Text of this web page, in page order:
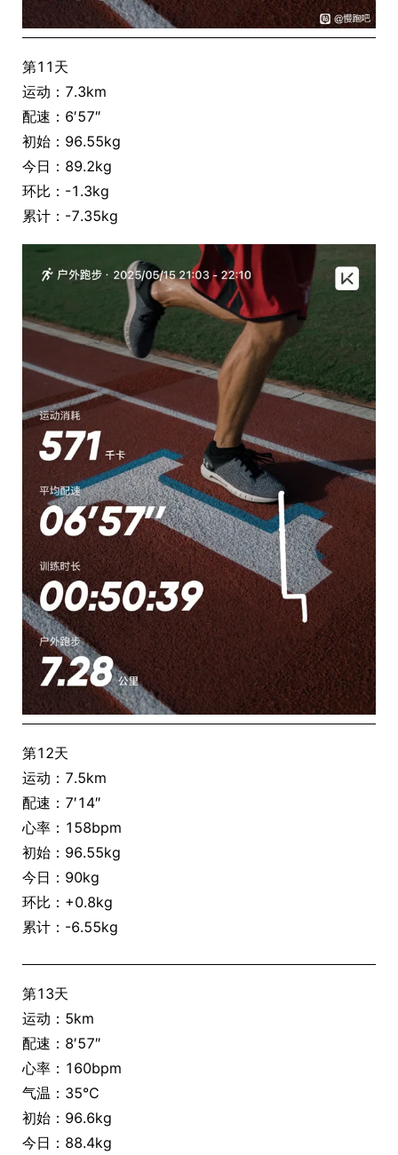
第11天
运动：7.3km
配速：6′57″
初始：96.55kg
今日：89.2kg
环比：-1.3kg
累计：-7.35kg
第12天
运动：7.5km
配速：7′14″
心率：158bpm
初始：96.55kg
今日：90kg
环比：+0.8kg
累计：-6.55kg
第13天
运动：5km
配速：8′57″
心率：160bpm
气温：35℃
初始：96.6kg
今日：88.4kg